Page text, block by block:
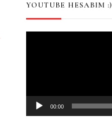
YOUTUBE HESABIM :)
00:00